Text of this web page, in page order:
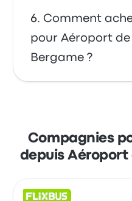
Vous pouvez vous
Bergame via FlixBus,
compagnies
quotidiens, le premier
Comment
pour Aéroport de
Bergame ?
trajets par carte
Amex, etc.), ainsi que
Google Pay.
Compagnies
depuis Aéroport